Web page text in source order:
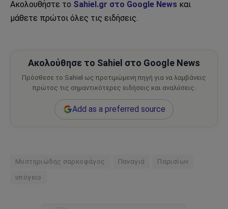
Ακολουθήστε το Sahiel.gr στο Google News και
μάθετε πρώτοι όλες τις ειδήσεις.
Ακολούθησε το Sahiel στο Google News
Πρόσθεσε το Sahiel ως προτιμώμενη πηγή για να λαμβάνεις
πρώτος τις σημαντικότερες ειδήσεις και αναλύσεις.
Add as a preferred source
Μυστηριώδης σαρκοφάγος Παναγιά Παρισίων
υπόγειο